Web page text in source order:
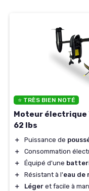
⭐ TRÈS BIEN NOTÉ
Moteur électrique
62 lbs
＋ Puissance de
＋
Consommation
＋
Équipé d'une
＋
Résistant à l'eau de
＋
Léger et facile à